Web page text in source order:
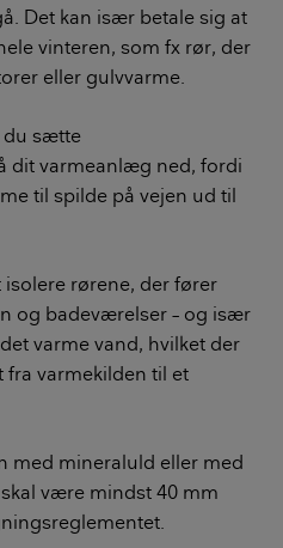
Det kan især betale sig at
vinteren, som fx rør, der
eller gulvvarme.
du sætte
dit varmeanlæg ned, fordi
til spilde på vejen ud til
rørene, der fører
og badeværelser – og især
varme vand, hvilket der
fra varmekilden til et
med mineraluld eller med
være mindst 40 mm